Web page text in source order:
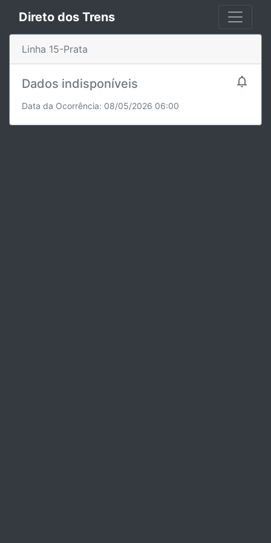
Direto dos Trens
Linha 15-Prata

Dados indisponíveis
Data da Ocorrência: 08/05/2026 06:00